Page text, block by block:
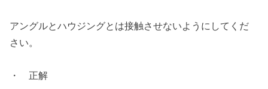
アングルとハウジングとは接触させないようにしてくだ
さい。
・ 正解